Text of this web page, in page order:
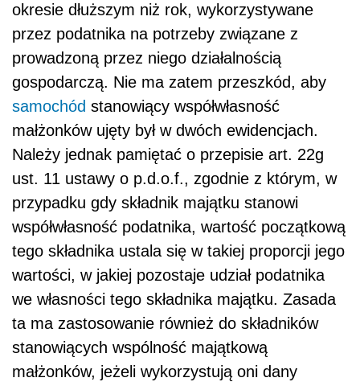
okresie dłuższym niż rok, wykorzystywane
przez podatnika na potrzeby związane z
prowadzoną przez niego działalnością
gospodarczą. Nie ma zatem przeszkód, aby
samochód stanowiący współwłasność
małżonków ujęty był w dwóch ewidencjach.
Należy jednak pamiętać o przepisie art. 22g
ust. 11 ustawy o p.d.o.f., zgodnie z którym, w
przypadku gdy składnik majątku stanowi
współwłasność podatnika, wartość początkową
tego składnika ustala się w takiej proporcji jego
wartości, w jakiej pozostaje udział podatnika
we własności tego składnika majątku. Zasada
ta ma zastosowanie również do składników
stanowiących wspólność majątkową
małżonków, jeżeli wykorzystują oni dany